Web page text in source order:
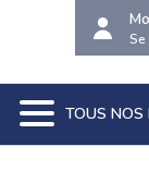
Se
TOUS NOS